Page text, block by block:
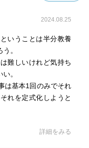
2024.08.25
いうことは半分教養
。
難しいけれど気持ち
。
は基本1回のみでそれ
れを定式化しようと
詳細をみる